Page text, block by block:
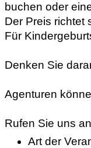
buchen oder
Der Preis richtet
Für
Denken Sie
Agenturen
Rufen Sie uns
Art der